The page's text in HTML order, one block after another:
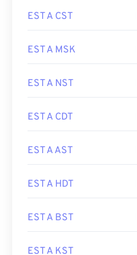
EST A CST
EST A MSK
EST A NST
EST A CDT
EST A AST
EST A HDT
EST A BST
EST A KST